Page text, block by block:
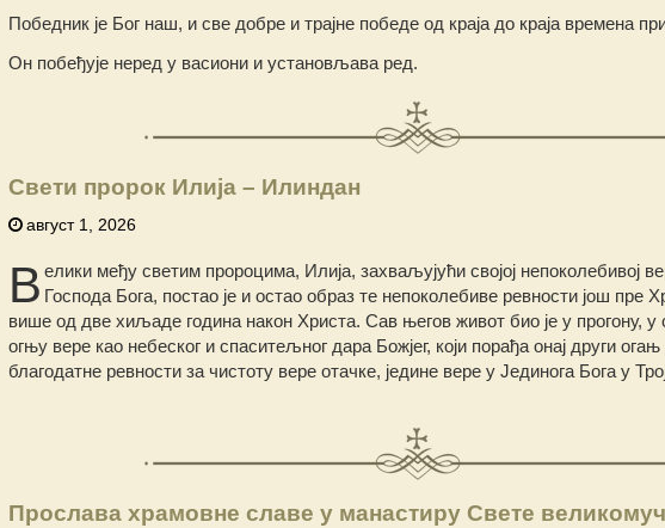
Победник је Бог наш, и све добре и трајне победе од краја до краја времена
Он побеђује неред у васиони и установљава ред.
Свети пророк Илија – Илиндан
август 1, 2026
В елики међу светим пророцима, Илија, захваљујући својој непоколебивој
Господа Бога, постао је и остао образ те непоколебиве ревности још пре
више од две хиљаде година након Христа. Сав његов живот био је у прогону, у
огњу вере као небеског и спаситељног дара Божјег, који порађа онај други
благодатне ревности за чистоту вере отачке, једине вере у Јединога Бога у
Прослава храмовне славе у манастиру Свете